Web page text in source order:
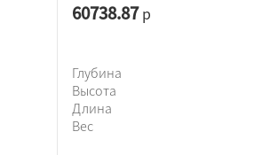
60738.87р
Глубина
Высота
Длина
Вес